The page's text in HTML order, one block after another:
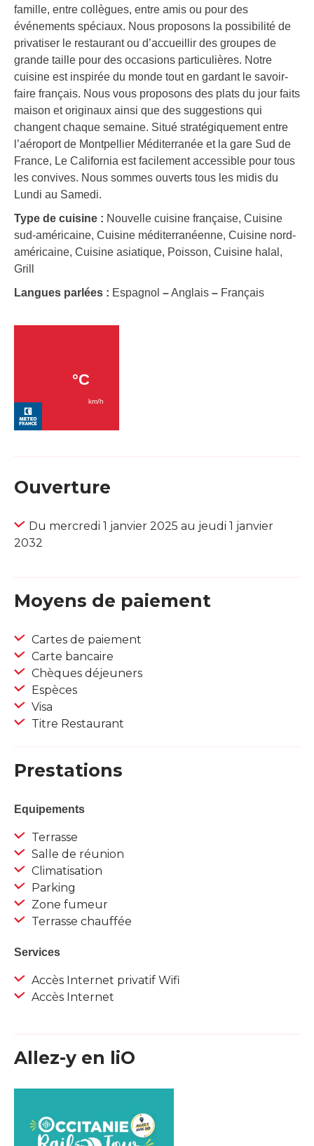
famille, entre collègues, entre amis ou pour des
événements spéciaux. Nous proposons la possibilité de
privatiser le restaurant ou d’accueillir des groupes de
grande taille pour des occasions particulières. Notre
cuisine est inspirée du monde tout en gardant le savoir-
faire français. Nous vous proposons des plats du jour faits
maison et originaux ainsi que des suggestions qui
changent chaque semaine. Situé stratégiquement entre
l’aéroport de Montpellier Méditerranée et la gare Sud de
France, Le California est facilement accessible pour tous
les convives. Nous sommes ouverts tous les midis du
Lundi au Samedi.
Type de cuisine : Nouvelle cuisine française, Cuisine
sud-américaine, Cuisine méditerranéenne, Cuisine nord-
américaine, Cuisine asiatique, Poisson, Cuisine halal,
Grill
Langues parlées : Espagnol –Anglais – Français
Ouverture
Du mercredi 1 janvier 2025 au jeudi 1 janvier
2032
Moyens de paiement
Cartes de paiement
Carte bancaire
Chèques déjeuners
Espèces
Visa
Titre Restaurant
Prestations
Equipements
Terrasse
Salle de réunion
Climatisation
Parking
Zone fumeur
Terrasse chauffée
Services
Accès Internet privatif Wifi
Accès Internet
Allez-y en liO